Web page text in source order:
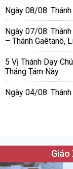
Ngày 08/08:
Ngày 07/08:
– Thánh Gaêtanô,
5 Vị Thánh Dạy
Tháng Tám Này
Ngày 04/08:
Giáo